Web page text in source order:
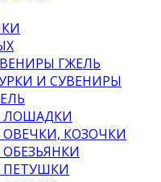
ГЖЕЛЬ
И СУВЕНИРЫ
ЛОШАДКИ
КОЗОЧКИ